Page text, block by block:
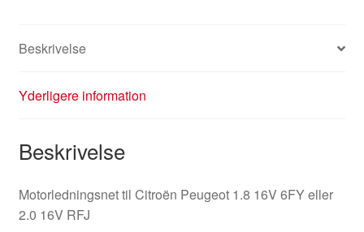
Beskrivelse
Yderligere information
Beskrivelse
Motorledningsnet til Citroën Peugeot 1.8 16V 6FY eller
2.0 16V RFJ